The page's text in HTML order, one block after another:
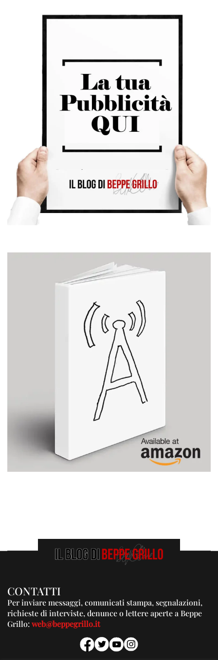
CONTATTI
Per inviare messaggi, comunicati stampa, segnalazioni,
richieste di interviste, denunce o lettere aperte a Beppe
Grillo:web@beppegrillo.it